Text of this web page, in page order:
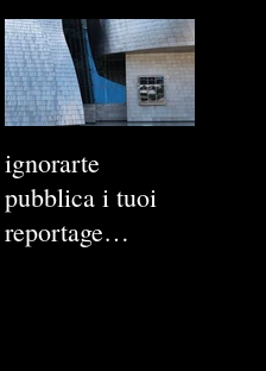
ignorarte
pubblica i tuoi
reportage